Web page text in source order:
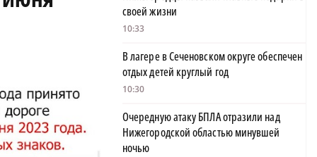
своей жизни
10:33
В лагере в Сеченовском округе обеспечен
отдых детей круглый год
10:30
Очередную атаку БПЛА отразили над
Нижегородской областью минувшей
ночью